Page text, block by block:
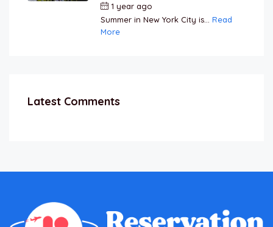
1 year ago
Summer in New York City is... Read
More
Latest Comments